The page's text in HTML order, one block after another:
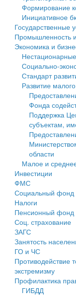
Государственные
Промышленность
Экономика и
Символика
Устав
Гостям округа
Туризм
Культура
Образование
Здравоохранение
Социальная
Фотоальбом
муниципального
Администрация
Тверской области
Управление
Открытые данные
Работа с
Муниципальный
Муниципальные
Проекты
Антимонопольный
Противодействие
Финансовое
Бюджет для
Имущество
Выявление
объектов
Имущественная
среднего
Информационная
среднего
Муниципальные
Контрольно-
Персональные
Оценка
Деятельность МУ
Нормативы
Формирование
Инициативное
Государственные
Промышленность
Экономика и
Социально-
Стандарт
Развитие
Фонда
Поддержка
субъектам,
области
Малое и
Инвестиции
ФМС
Социальный фонд
Налоги
Пенсионный фонд
Соц. страхование
ЗАГС
Занятость
ГО и ЧС
Противодействие
экстремизму
Профилактика
ГИБДД